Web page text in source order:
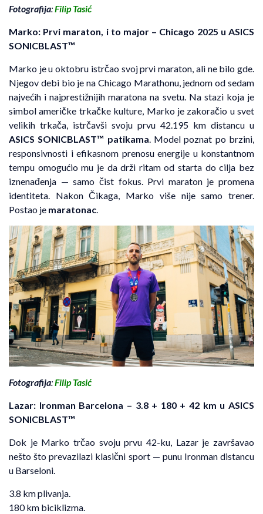
Fotografija:Filip Tasić
Marko: Prvi maraton, i to major – Chicago 2025 u ASICS
SONICBLAST™
Marko je u oktobru istrčao svoj prvi maraton, ali ne bilo gde.
Njegov debi bio je na Chicago Marathonu, jednom od sedam
najvećih i najprestižnijih maratona na svetu. Na stazi koja je
simbol američke trkačke kulture, Marko je zakoračio u svet
velikih trkača, istrčavši svoju prvu 42.195 km distancu u
ASICS SONICBLAST™ patikama. Model poznat po brzini,
responsivnosti i efikasnom prenosu energije u konstantnom
tempu omogućio mu je da drži ritam od starta do cilja bez
iznenađenja — samo čist fokus. Prvi maraton je promena
identiteta. Nakon Čikaga, Marko više nije samo trener.
Postao je maratonac.
Fotografija:Filip Tasić
Lazar: Ironman Barcelona – 3.8 + 180 + 42 km u ASICS
SONICBLAST™
Dok je Marko trčao svoju prvu 42-ku, Lazar je završavao
nešto što prevazilazi klasični sport — punu Ironman distancu
u Barseloni.
3.8 km plivanja.
180 km biciklizma.